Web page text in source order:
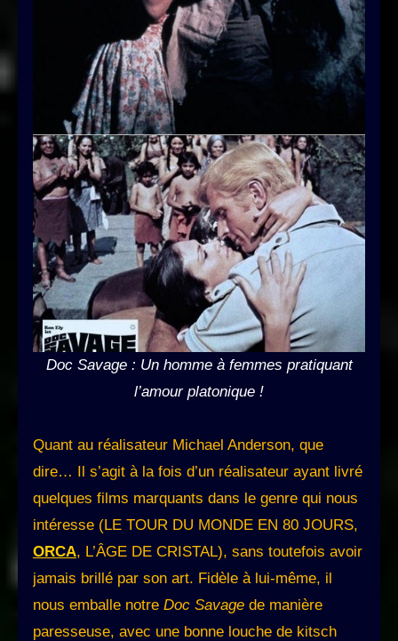
Doc Savage : Un homme à femmes pratiquant
l’amour platonique !
Quant au réalisateur Michael Anderson, que
dire… Il s’agit à la fois d’un réalisateur ayant livré
quelques films marquants dans le genre qui nous
intéresse (LE TOUR DU MONDE EN 80 JOURS,
ORCA, L’ÂGE DE CRISTAL), sans toutefois avoir
jamais brillé par son art. Fidèle à lui-même, il
nous emballe notre Doc Savage de manière
paresseuse, avec une bonne louche de kitsch